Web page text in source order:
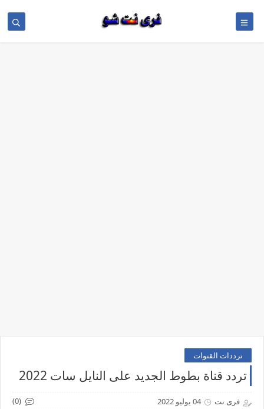
ترددات القنوات
تردد قناة بطوط الجديد على النايل سات 2022
فرى نت 04 يوليو 2022 (0)